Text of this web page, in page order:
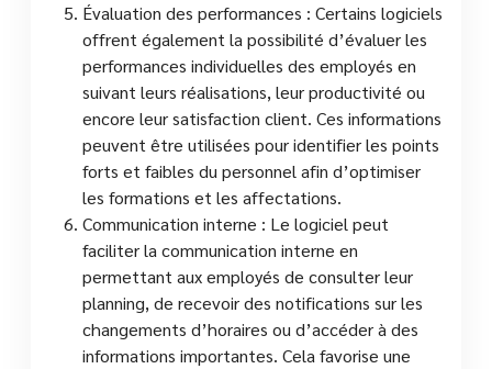
Évaluation des performances : Certains logiciels
offrent également la possibilité d’évaluer les
performances individuelles des employés en
suivant leurs réalisations, leur productivité ou
encore leur satisfaction client. Ces informations
peuvent être utilisées pour identifier les points
forts et faibles du personnel afin d’optimiser
les formations et les affectations.
Communication interne : Le logiciel peut
faciliter la communication interne en
permettant aux employés de consulter leur
planning, de recevoir des notifications sur les
changements d’horaires ou d’accéder à des
informations importantes. Cela favorise une